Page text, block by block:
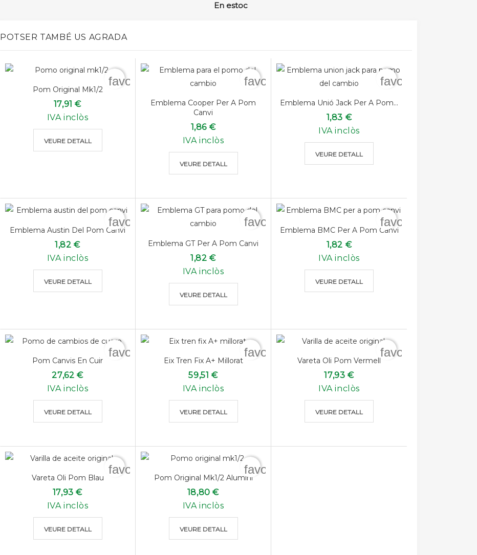
En estoc
POTSER TAMBÉ US AGRADA
Pom Original Mk1/2
17,91 €
IVA inclòs
VEURE DETALL
favorite_border
Emblema Cooper Per A Pom
Canvi
1,86 €
IVA inclòs
VEURE DETALL
favorite_border
Emblema Unió Jack Per A Pom...
1,83 €
IVA inclòs
VEURE DETALL
favorite_border
Emblema Austin Del Pom Canvi
1,82 €
IVA inclòs
VEURE DETALL
favorite_border
Emblema GT Per A Pom Canvi
1,82 €
IVA inclòs
VEURE DETALL
favorite_border
Emblema BMC Per A Pom Canvi
1,82 €
IVA inclòs
VEURE DETALL
favorite_border
Pom Canvis En Cuir
27,62 €
IVA inclòs
VEURE DETALL
favorite_border
Eix Tren Fix A+ Millorat
59,51 €
IVA inclòs
VEURE DETALL
favorite_border
Vareta Oli Pom Vermell
17,93 €
IVA inclòs
VEURE DETALL
favorite_border
Vareta Oli Pom Blau
17,93 €
IVA inclòs
VEURE DETALL
favorite_border
Pom Original Mk1/2 Alumini
18,80 €
IVA inclòs
VEURE DETALL
favorite_border